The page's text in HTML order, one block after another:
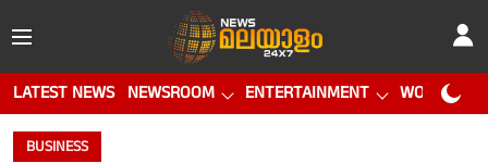
LATEST NEWS NEWSROOM ENTERTAINMENT WORLD CUP
BUSINESS